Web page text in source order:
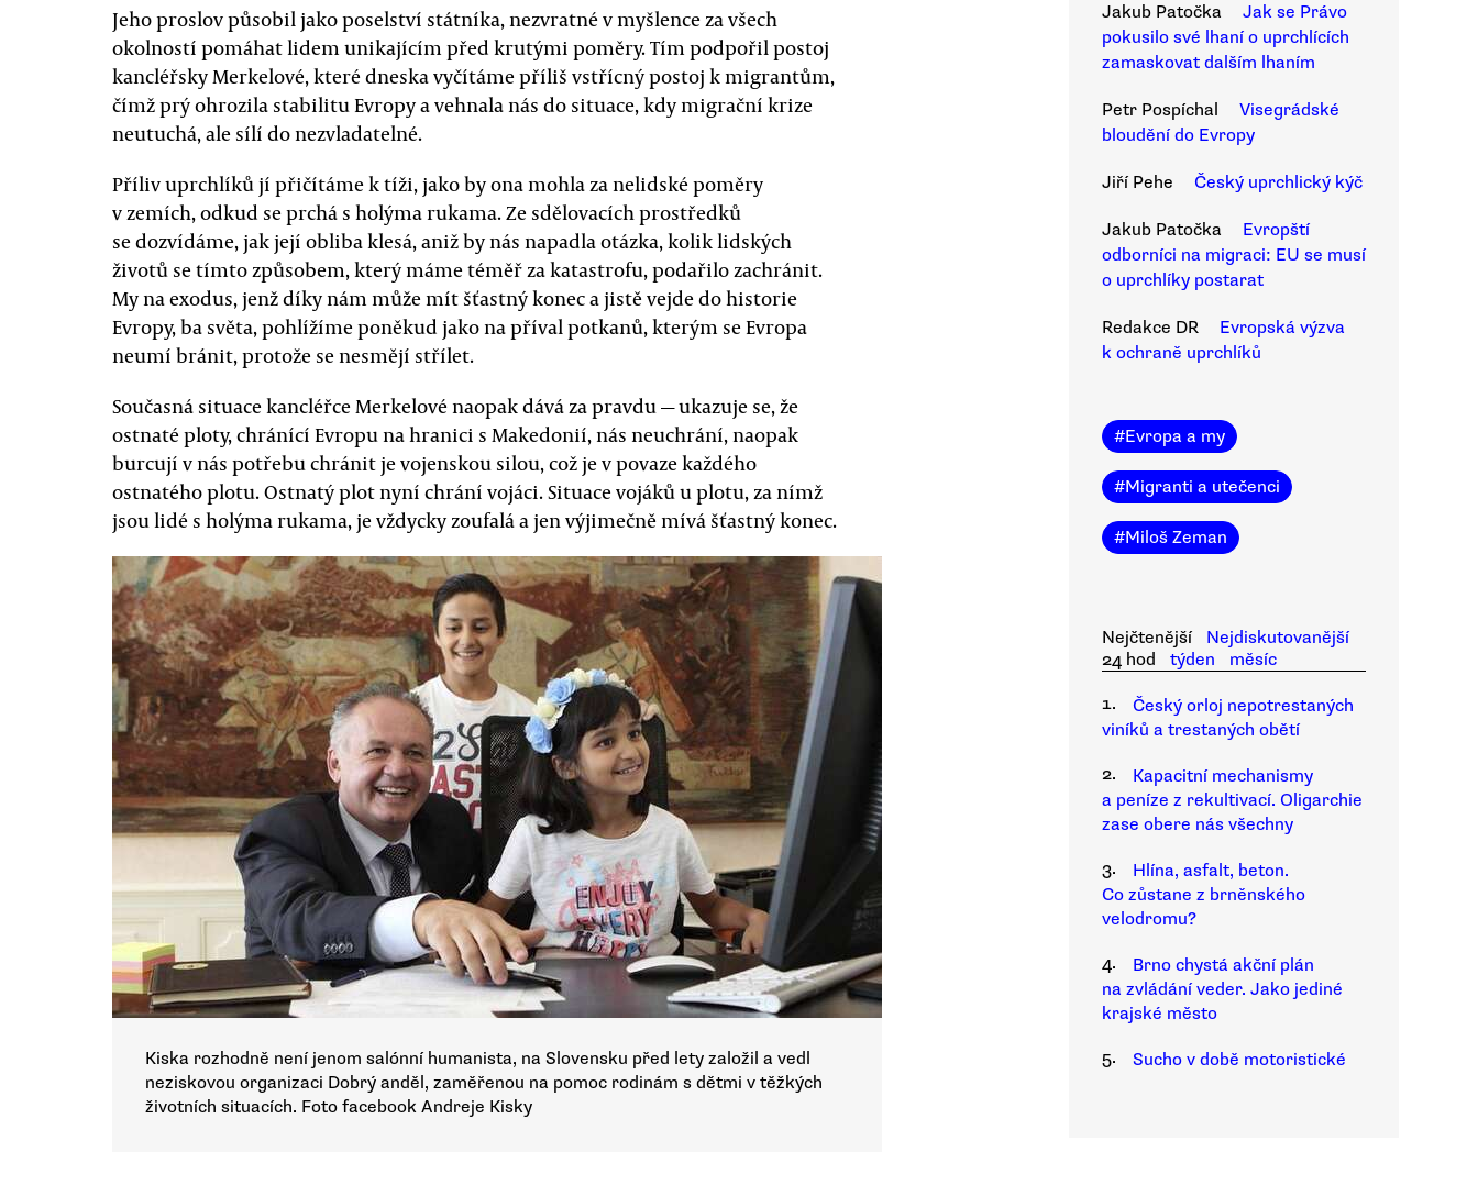
Jeho proslov působil jako poselství státníka, nezvratné v myšlence za všech
okolností pomáhat lidem unikajícím před krutými poměry. Tím podpořil postoj
kancléřsky Merkelové, které dneska vyčítáme příliš vstřícný postoj k migrantům,
čímž prý ohrozila stabilitu Evropy a vehnala nás do situace, kdy migrační krize
neutuchá, ale sílí do nezvladatelné.
Příliv uprchlíků jí přičítáme k tíži, jako by ona mohla za nelidské poměry
v zemích, odkud se prchá s holýma rukama. Ze sdělovacích prostředků
se dozvídáme, jak její obliba klesá, aniž by nás napadla otázka, kolik lidských
životů se tímto způsobem, který máme téměř za katastrofu, podařilo zachránit.
My na exodus, jenž díky nám může mít šťastný konec a jistě vejde do historie
Evropy, ba světa, pohlížíme poněkud jako na příval potkanů, kterým se Evropa
neumí bránit, protože se nesmějí střílet.
Současná situace kancléřce Merkelové naopak dává za pravdu — ukazuje se, že
ostnaté ploty, chránící Evropu na hranici s Makedonií, nás neuchrání, naopak
burcují v nás potřebu chránit je vojenskou silou, což je v povaze každého
ostnatého plotu. Ostnatý plot nyní chrání vojáci. Situace vojáků u plotu, za nímž
jsou lidé s holýma rukama, je vždycky zoufalá a jen výjimečně mívá šťastný konec.
Kiska rozhodně není jenom salónní humanista, na Slovensku před lety založil a vedl
neziskovou organizaci Dobrý anděl, zaměřenou na pomoc rodinám s dětmi v těžkých
životních situacích. Foto facebook Andreje Kisky
Jakub Patočka
Jak se Právo
pokusilo své lhaní o uprchlících
zamaskovat dalším lhaním
Petr Pospíchal
Visegrádské
bloudění do Evropy
Jiří Pehe Český uprchlický kýč
Jakub Patočka
Evropští
odborníci na migraci: EU se musí
o uprchlíky postarat
Redakce DR
Evropská výzva
k ochraně uprchlíků
#Evropa a my
#Migranti a utečenci
#Miloš Zeman
Nejčtenější
Nejdiskutovanější
24 hod
týden
měsíc
1.
Český orloj nepotrestaných
viníků a trestaných obětí
2.
Kapacitní mechanismy
a peníze z rekultivací. Oligarchie
zase obere nás všechny
3.
Hlína, asfalt, beton.
Co zůstane z brněnského
velodromu?
4.
Brno chystá akční plán
na zvládání veder. Jako jediné
krajské město
5.
Sucho v době motoristické